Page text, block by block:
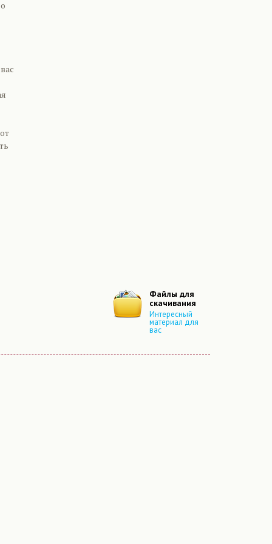
Файлы для
скачивания
Интересный
материал для
вас